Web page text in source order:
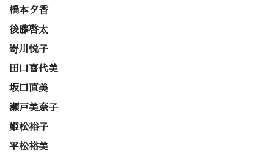
橋本夕香
後藤啓太
嵜川悦子
田口喜代美
坂口直美
瀬戸美奈子
姫松裕子
平松裕美